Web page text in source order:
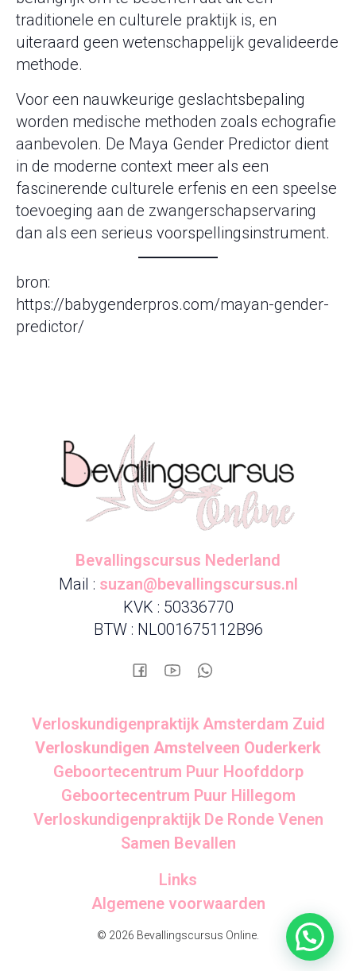
traditionele en culturele praktijk is, en
uiteraard geen wetenschappelijk gevalideerde
methode.
Voor een nauwkeurige geslachtsbepaling
worden medische methoden zoals echografie
aanbevolen. De Maya Gender Predictor dient
in de moderne context meer als een
fascinerende culturele erfenis en een speelse
toevoeging aan de zwangerschapservaring
dan als een serieus voorspellingsinstrument.
bron:
https://babygenderpros.com/mayan-gender-
predictor/
Bevallingscursus Nederland
Mail : suzan@bevallingscursus.nl
KVK : 50336770
BTW : NL001675112B96
Verloskundigenpraktijk Amsterdam Zuid
Verloskundigen Amstelveen Ouderkerk
Geboortecentrum Puur Hoofddorp
Geboortecentrum Puur Hillegom
Verloskundigenpraktijk De Ronde Venen
Samen Bevallen
Links
Algemene voorwaarden
© 2026 Bevallingscursus Online.